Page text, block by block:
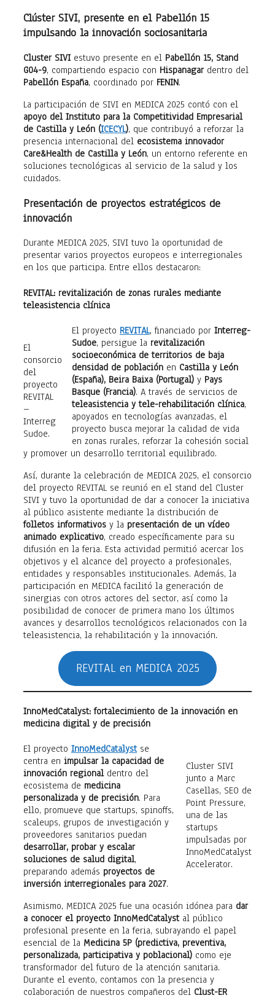
Clúster SIVI, presente en el Pabellón 15
impulsando la innovación sociosanitaria
Cluster SIVIestuvo presente en el Pabellón 15, Stand
G04-9, compartiendo espacio con Hispanagardentro del
Pabellón España, coordinado por FENIN.
La participación de SIVI en MEDICA 2025 contó con el
apoyo del Instituto para la Competitividad Empresarial
de Castilla y León (ICECYL), que contribuyó a reforzar la
presencia internacional del ecosistema innovador
Care&Health de Castilla y León, un entorno referente en
soluciones tecnológicas al servicio de la salud y los
cuidados.
Presentación de proyectos estratégicos de
innovación
Durante MEDICA 2025, SIVI tuvo la oportunidad de
presentar varios proyectos europeos e interregionales
en los que participa. Entre ellos destacaron:
REVITAL: revitalización de zonas rurales mediante
teleasistencia clínica
El
consorcio
del
proyecto
REVITAL
–
Interreg
Sudoe.
El proyecto REVITAL, financiado por Interreg-
Sudoe, persigue la revitalización
socioeconómica de territorios de baja
densidad de población en Castilla y León
(España), Beira Baixa (Portugal) y Pays
Basque (Francia). A través de servicios de
teleasistencia y tele-rehabilitación clínica,
apoyados en tecnologías avanzadas, el
proyecto busca mejorar la calidad de vida
en zonas rurales, reforzar la cohesión social
y promover un desarrollo territorial equilibrado.
Así, durante la celebración de MEDICA 2025, el consorcio
del proyecto REVITAL se reunió en el stand del Cluster
SIVI y tuvo la oportunidad de dar a conocer la iniciativa
al público asistente mediante la distribución de
folletos informativos y la presentación de un vídeo
animado explicativo, creado específicamente para su
difusión en la feria. Esta actividad permitió acercar los
objetivos y el alcance del proyecto a profesionales,
entidades y responsables institucionales. Además, la
participación en MEDICA facilitó la generación de
sinergias con otros actores del sector, así como la
posibilidad de conocer de primera mano los últimos
avances y desarrollos tecnológicos relacionados con la
teleasistencia, la rehabilitación y la innovación.
REVITAL en MEDICA 2025
InnoMedCatalyst: fortalecimiento de la innovación en
medicina digital y de precisión
Cluster SIVI
junto a Marc
Casellas, SEO de
Point Pressure,
una de las
startups
impulsadas por
InnoMedCatalyst
Accelerator.
El proyecto InnoMedCatalystse
centra en impulsar la capacidad de
innovación regionaldentro del
ecosistema de medicina
personalizada y de precisión. Para
ello, promueve que startups, spinoffs,
scaleups, grupos de investigación y
proveedores sanitarios puedan
desarrollar, probar y escalar
soluciones de salud digital,
preparando además proyectos de
inversión interregionales para 2027.
Asimismo, MEDICA 2025 fue una ocasión idónea para dar
a conocer el proyecto InnoMedCatalystal público
profesional presente en la feria, subrayando el papel
esencial de la Medicina 5P (predictiva, preventiva,
personalizada, participativa y poblacional) como eje
transformador del futuro de la atención sanitaria.
Durante el evento, contamos con la presencia y
colaboración de nuestros compañeros del Clust-ER